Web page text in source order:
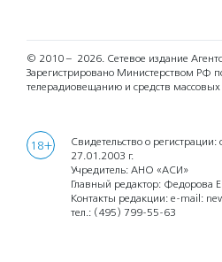
© 2010 – 2026. Сетевое издание
Зарегистрировано Министерством РФ
телерадиовещанию и средств
18+
Свидетельство о
27.01.2003 г.
Учредитель: АНО «АСИ»
Главный редактор: Федорова
Контакты редакции: e-mail:
тел.: (495) 799-55-63